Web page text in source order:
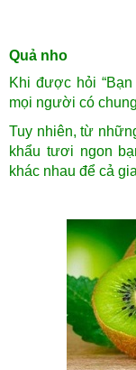
Quả nho
Khi được hỏi
mọi người có
Tuy nhiên, từ
khẩu tươi ngon
khác nhau để cả